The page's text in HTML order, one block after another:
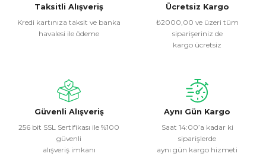
Görüş ve önerileriniz için teşekkür ederiz.
Ürün resmi kalitesiz, bozuk veya görüntülenemiyor.
Ürün fiyatı diğer sitelerden daha pahalı.
Bu ürüne benzer farklı alternatifler olmalı.
Taksitli Alışveriş
Kredi kartınıza taksit ve banka
havalesi ile ödeme
Ücretsiz Kargo
₺2000,00 ve üzeri tüm
siparişeriniz de
kargo ücretsiz
Güvenli Alışveriş
256 bit SSL Sertifikası ile %100
güvenli
alışveriş imkanı
Aynı Gün Kargo
Saat 14:00’a kadar ki
siparişlerde
aynı gün kargo hizmeti